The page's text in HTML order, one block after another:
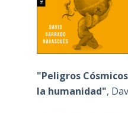
"Peligros
la humanidad",